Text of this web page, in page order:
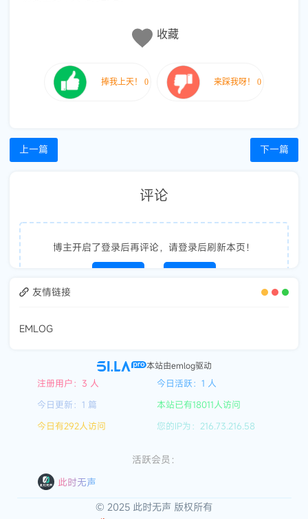
收藏
上一篇 下一篇
评论
博主开启了登录后再评论，请登录后刷新本页！
友情链接
EMLOG
本站由emlog驱动
注册用户：3 人
今日活跃：1 人
今日更新：1 篇
本站已有18011人访问
今日有292人访问
您的IP为：216.73.216.58
活跃会员：
此时无声
© 2025 此时无声 版权所有